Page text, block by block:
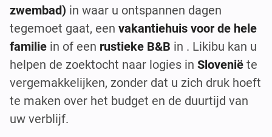
zwembad) in waar u ontspannen dagen
tegemoet gaat, een vakantiehuis voor de hele
familie in of een rustieke B&B in . Likibu kan u
helpen de zoektocht naar logies in Slovenië te
vergemakkelijken, zonder dat u zich druk hoeft
te maken over het budget en de duurtijd van
uw verblijf.